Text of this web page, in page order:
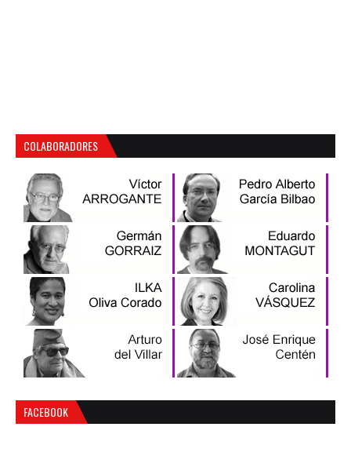
COLABORADORES
FACEBOOK